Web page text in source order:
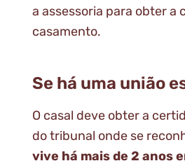
a assessoria para obter a
casamento.
Se há uma união
O casal deve obter a
do tribunal onde se
vive há mais de 2 anos